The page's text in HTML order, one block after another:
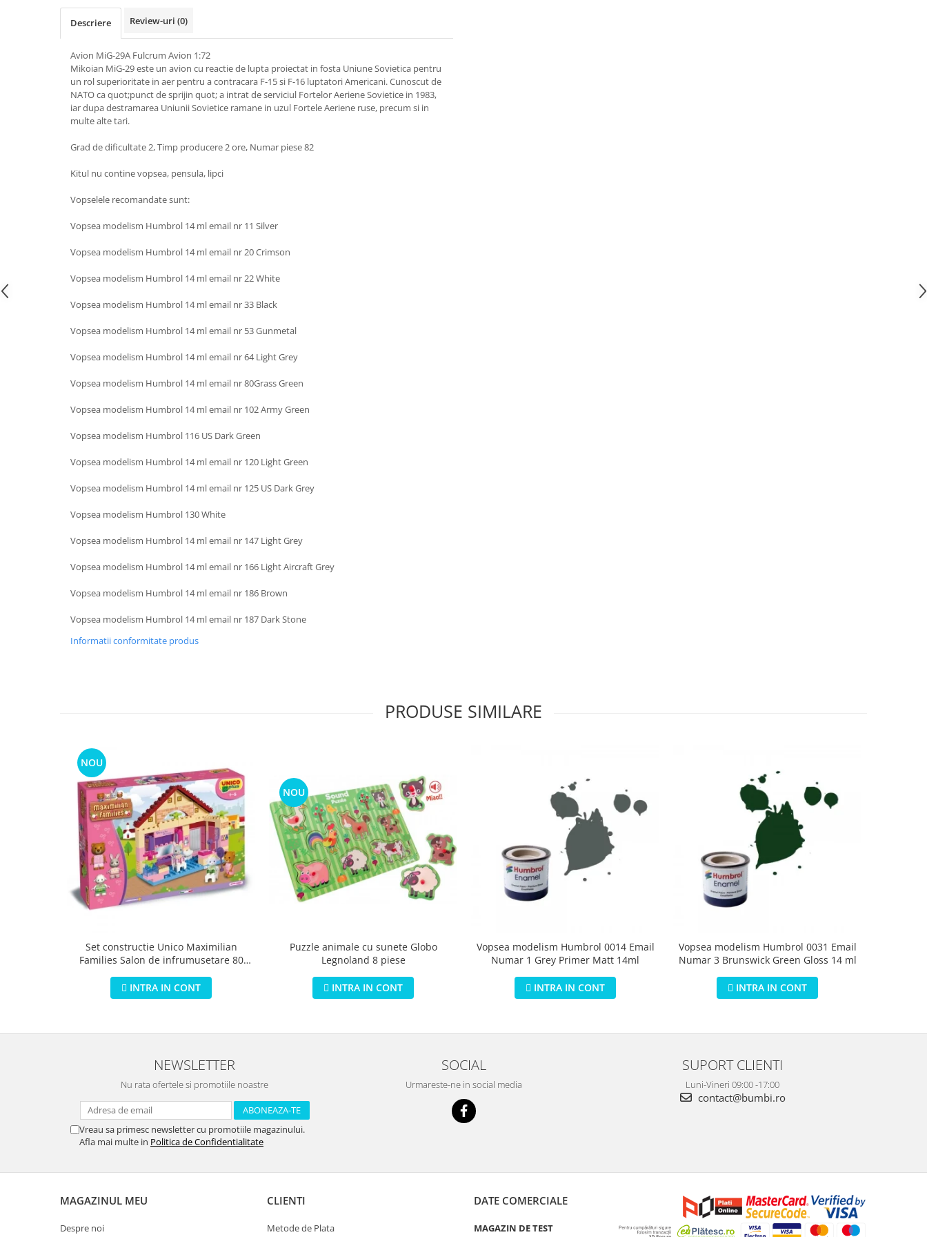
Descriere Review-uri (0)
Avion MiG-29A Fulcrum Avion 1:72
Mikoian MiG-29 este un avion cu reactie de lupta proiectat in fosta Uniune Sovietica pentru
un rol superioritate in aer pentru a contracara F-15 si F-16 luptatori Americani. Cunoscut de
NATO ca quot;punct de sprijin quot; a intrat de serviciul Fortelor Aeriene Sovietice in 1983,
iar dupa destramarea Uniunii Sovietice ramane in uzul Fortele Aeriene ruse, precum si in
multe alte tari.
Grad de dificultate 2, Timp producere 2 ore, Numar piese 82
Kitul nu contine vopsea, pensula, lipci
Vopselele recomandate sunt:
Vopsea modelism Humbrol 14 ml email nr 11 Silver
Vopsea modelism Humbrol 14 ml email nr 20 Crimson
Vopsea modelism Humbrol 14 ml email nr 22 White
Vopsea modelism Humbrol 14 ml email nr 33 Black
Vopsea modelism Humbrol 14 ml email nr 53 Gunmetal
Vopsea modelism Humbrol 14 ml email nr 64 Light Grey
Vopsea modelism Humbrol 14 ml email nr 80Grass Green
Vopsea modelism Humbrol 14 ml email nr 102 Army Green
Vopsea modelism Humbrol 116 US Dark Green
Vopsea modelism Humbrol 14 ml email nr 120 Light Green
Vopsea modelism Humbrol 14 ml email nr 125 US Dark Grey
Vopsea modelism Humbrol 130 White
Vopsea modelism Humbrol 14 ml email nr 147 Light Grey
Vopsea modelism Humbrol 14 ml email nr 166 Light Aircraft Grey
Vopsea modelism Humbrol 14 ml email nr 186 Brown
Vopsea modelism Humbrol 14 ml email nr 187 Dark Stone
Informatii conformitate produs
PRODUSE SIMILARE
NOU
Set constructie Unico Maximilian
Families Salon de infrumusetare 80
INTRA IN CONT
NOU
Puzzle animale cu sunete Globo
Legnoland 8 piese
INTRA IN CONT
Vopsea modelism Humbrol 0014 Email
Numar 1 Grey Primer Matt 14ml
INTRA IN CONT
Vopsea modelism Humbrol 0031 Email
Numar 3 Brunswick Green Gloss 14 ml
INTRA IN CONT
NEWSLETTER
Nu rata ofertele si promotiile noastre
Vreau sa primesc newsletter cu promotiile magazinului.
Afla mai multe in Politica de Confidentialitate
SOCIAL
Urmareste-ne in social media
SUPORT CLIENTI
Luni-Vineri 09:00 -17:00
contact@bumbi.ro
MAGAZINUL MEU
Despre noi
CLIENTI
Metode de Plata
DATE COMERCIALE
MAGAZIN DE TEST